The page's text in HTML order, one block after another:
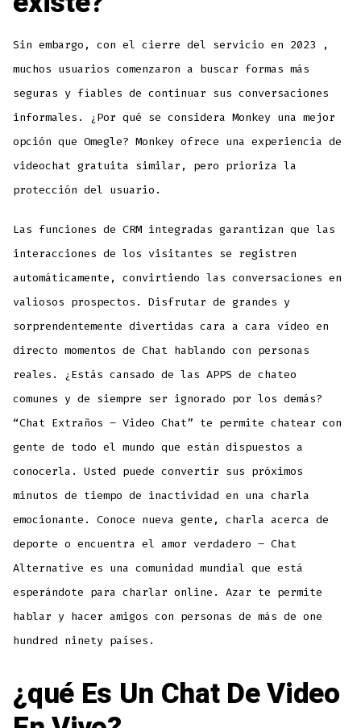
Sin embargo, con el cierre del servicio en 2023 ,
muchos usuarios comenzaron a buscar formas más
seguras y fiables de continuar sus conversaciones
informales. ¿Por qué se considera Monkey una mejor
opción que Omegle? Monkey ofrece una experiencia de
videochat gratuita similar, pero prioriza la
protección del usuario.
Las funciones de CRM integradas garantizan que las
interacciones de los visitantes se registren
automáticamente, convirtiendo las conversaciones en
valiosos prospectos. Disfrutar de grandes y
sorprendentemente divertidas cara a cara vídeo en
directo momentos de Chat hablando con personas
reales. ¿Estás cansado de las APPS de chateo
comunes y de siempre ser ignorado por los demás?
“Chat Extraños – Video Chat” te permite chatear con
gente de todo el mundo que están dispuestos a
conocerla. Usted puede convertir sus próximos
minutos de tiempo de inactividad en una charla
emocionante. Conoce nueva gente, charla acerca de
deporte o encuentra el amor verdadero – Chat
Alternative es una comunidad mundial que está
esperándote para charlar online. Azar te permite
hablar y hacer amigos con personas de más de one
hundred ninety países.
¿qué Es Un Chat De Video